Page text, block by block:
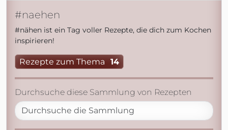
#naehen
#nähen ist ein Tag voller Rezepte, die dich zum Kochen
inspirieren!
Rezepte zum Thema 14
Durchsuche diese Sammlung von Rezepten